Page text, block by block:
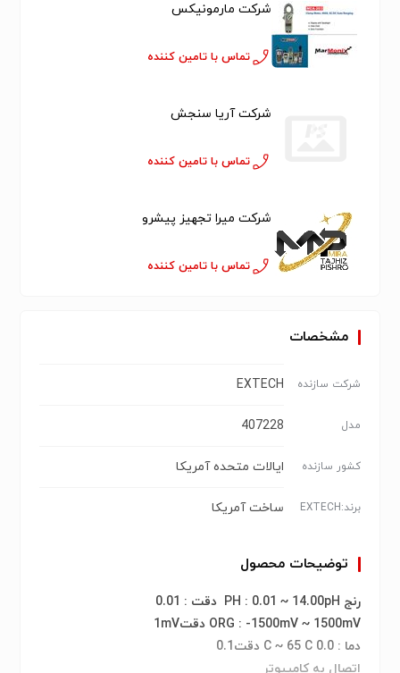
شرکت مارمونیکس
تماس با تامین کننده
شرکت آریا سنجش
تماس با تامین کننده
شرکت میرا تجهیز پیشرو
تماس با تامین کننده
مشخصات
شرکت سازنده EXTECH
مدل 407228
کشور سازنده ایالات متحده آمریكا
برند:EXTECH ساخت آمریکا
توضیحات محصول
رنج PH : 0.01 ~ 14.00pH دقت : 0.01
ORG : -1500mV ~ 1500mV دقت1mV
دما : 0.0 C ~ 65 C دقت0.1
اتصال به کامپیوتر